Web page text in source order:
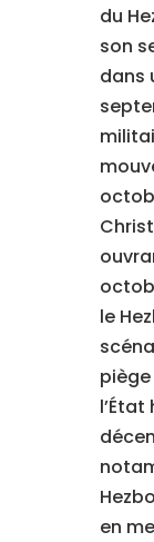
du
son
dans
le
piège
en